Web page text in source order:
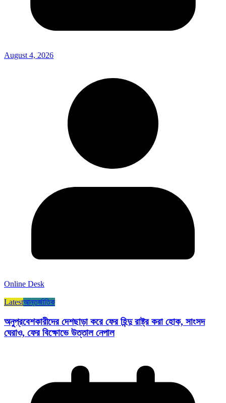
August 4, 2026
Online Desk
Latestআন্তর্জাতিক
অনুপ্রবেশকারীদের দেশছাড়া করে ফের হিন্দু রাষ্ট্র করা হোক, সাংসদ
ঘেরাও, ফের বিক্ষোভে উত্তাল নেপাল